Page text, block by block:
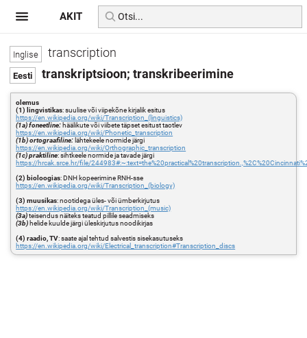
transcription
transkriptsioon; transkribeerimine
olemus
(1) lingvistikas: suulise või viipekõne kirjalik esitus
https://en.wikipedia.org/wiki/Transcription_(linguistics)
(1a) foneetline: häälikute või viibete täpset esitust taotlev
https://en.wikipedia.org/wiki/Phonetic_transcription
(1b) ortograafiline: lähtekeele normide järgi
https://en.wikipedia.org/wiki/Orthographic_transcription
(1c) praktiline: sihtkeele normide ja tavade järgi
https://hrcak.srce.hr/file/
(2) bioloogias: DNH kopeerimine RNH-sse
https://en.wikipedia.org/wiki/Transcription_(biology)
(3) muusikas: nootidega üles- või ümberkirjutus
https://en.wikipedia.org/wiki/Transcription_(music)
(3a)teisendus näiteks teatud pillile seadmiseks
(3b) helide kuulde järgi üleskirjutus noodikirjas
(4) raadio, TV: saate ajal tehtud salvestis sisekasutuseks
https://en.wikipedia.org/wiki/Electrical_transcription#Transcription_discs
AKIT